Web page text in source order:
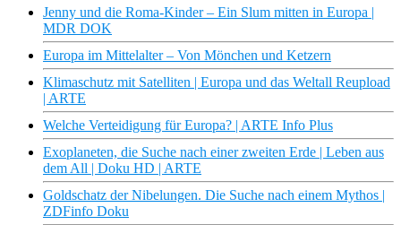
Jenny und die Roma-Kinder – Ein Slum mitten in Europa |
MDR DOK
Europa im Mittelalter – Von Mönchen und Ketzern
Klimaschutz mit Satelliten | Europa und das Weltall Reupload
| ARTE
Welche Verteidigung für Europa? | ARTE Info Plus
Exoplaneten, die Suche nach einer zweiten Erde | Leben aus
dem All | Doku HD | ARTE
Goldschatz der Nibelungen. Die Suche nach einem Mythos |
ZDFinfo Doku